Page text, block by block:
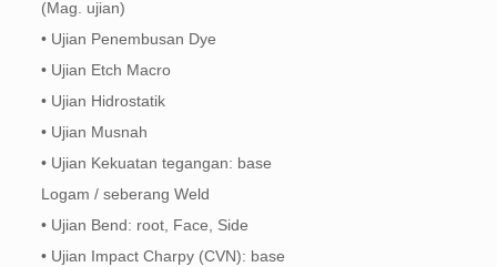
(Mag. ujian)
• Ujian Penembusan Dye
• Ujian Etch Macro
• Ujian Hidrostatik
• Ujian Musnah
• Ujian Kekuatan tegangan: base
Logam / seberang Weld
• Ujian Bend: root, Face, Side
• Ujian Impact Charpy (CVN): base